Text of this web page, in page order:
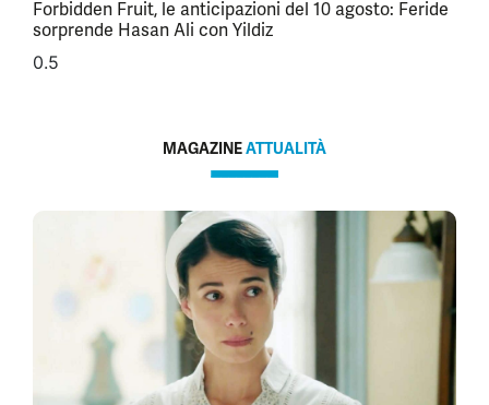
Forbidden Fruit, le anticipazioni del 10 agosto: Feride
sorprende Hasan Ali con Yildiz
MAGAZINEATTUALITÀ